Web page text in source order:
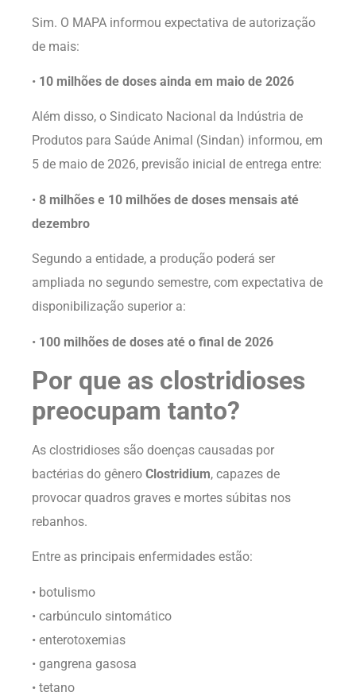
Sim. O MAPA informou expectativa de autorização
de mais:
• 10 milhões de doses ainda em maio de 2026
Além disso, o Sindicato Nacional da Indústria de
Produtos para Saúde Animal (Sindan) informou, em
5 de maio de 2026, previsão inicial de entrega entre:
• 8 milhões e 10 milhões de doses mensais até
dezembro
Segundo a entidade, a produção poderá ser
ampliada no segundo semestre, com expectativa de
disponibilização superior a:
• 100 milhões de doses até o final de 2026
Por que as clostridioses
preocupam tanto?
As clostridioses são doenças causadas por
bactérias do gênero Clostridium, capazes de
provocar quadros graves e mortes súbitas nos
rebanhos.
Entre as principais enfermidades estão:
• botulismo
• carbúnculo sintomático
• enterotoxemias
• gangrena gasosa
• tetano